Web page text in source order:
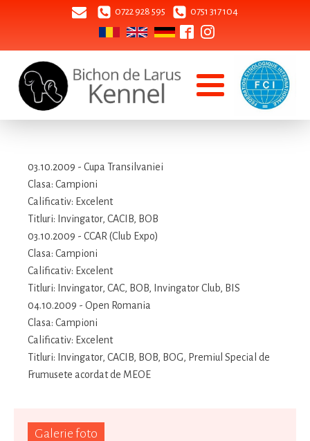
0722 928 595 0751 317 104
Galerie foto
03.10.2009 - Cupa Transilvaniei
Clasa: Campioni
Calificativ: Excelent
Titluri: Invingator, CACIB, BOB
03.10.2009 - CCAR (Club Expo)
Clasa: Campioni
Calificativ: Excelent
Titluri: Invingator, CAC, BOB, Invingator Club, BIS
04.10.2009 - Open Romania
Clasa: Campioni
Calificativ: Excelent
Titluri: Invingator, CACIB, BOB, BOG, Premiul Special de
Frumusete acordat de MEOE